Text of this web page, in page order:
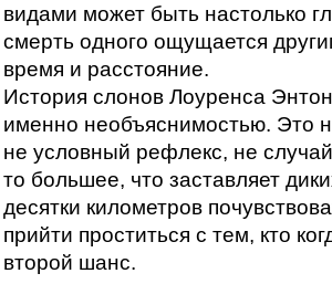
видами может быть настолько
смерть одного ощущается
время и расстояние.
История слонов Лоуренса
именно необъяснимостью. Это
не условный рефлекс, не
то большее, что заставляет
десятки километров
прийти проститься с тем, кто
второй шанс.